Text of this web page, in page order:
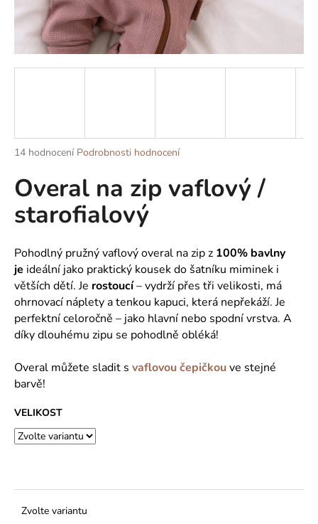
Průměrné
produktu
je
z
hvězdiček.
14 hodnocení Podrobnosti hodnocení
Overal na zip vaflový /
starofialový
Pohodlný pružný vaflový overal na zip z 100% bavlny
je ideální jako praktický kousek do šatníku miminek i
větších dětí. Je rostoucí– vydrží přes tři velikosti, má
ohrnovací náplety a tenkou kapuci, která nepřekáží. Je
perfektní celoročně – jako hlavní nebo spodní vrstva. A
díky dlouhému zipu se pohodlně obléká!
Overal můžete sladit s vaflovou čepičkouve stejné
barvě!
VELIKOST
Zvolte variantu
a
í
t
D
p
o
r
u
č
u
e
m